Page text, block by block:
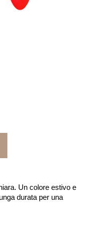
Un colore estivo e
durata per una